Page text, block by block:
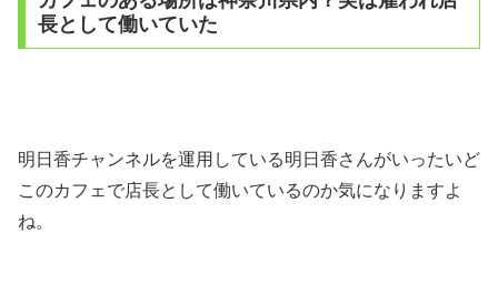
長として働いていた
明日香チャンネルを運用している明日香さんがいったいど
このカフェで店長として働いているのか気になりますよ
ね。